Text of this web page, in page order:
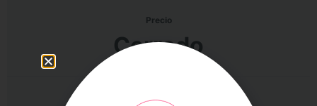
Precio
Cerrado
Primeros pasos